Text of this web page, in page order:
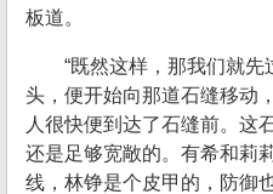
板道。
“既然这样，那我们就先
头，便开始向那道石缝移动
人很快便到达了石缝前。这
还是足够宽敞的。有希和莉
线，林铮是个皮甲的，防御